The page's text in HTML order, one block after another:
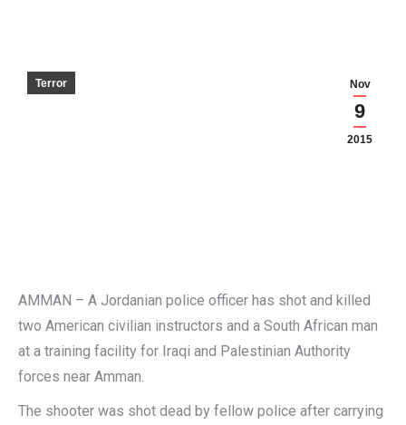
Nov
9
2015
Terror
AMMAN – A Jordanian police officer has shot and killed
two American civilian instructors and a South African man
at a training facility for Iraqi and Palestinian Authority
forces near Amman.
The shooter was shot dead by fellow police after carrying